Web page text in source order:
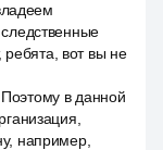
ребята, вот вы не
Поэтому в данной
например,